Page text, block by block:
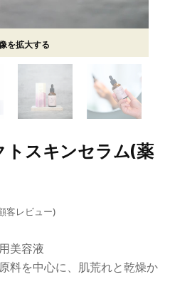
トスキンセラム(薬
客レビュー)
美容液
料を中心に、肌荒れと乾燥か